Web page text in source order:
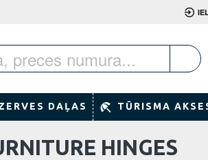
DAĻAS TŪRISMA
HINGES